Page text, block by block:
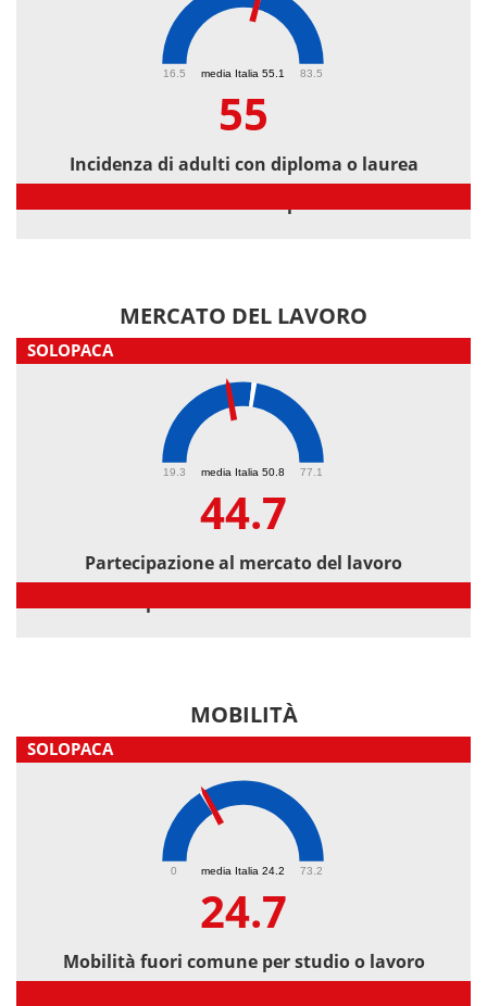
media Italia 55.1
16.5 83.5
55
Incidenza di adulti con diploma o laurea
MERCATO DEL LAVORO
SOLOPACA
media Italia 50.8
19.3 77.1
44.7
Partecipazione al mercato del lavoro
MOBILITÀ
SOLOPACA
media Italia 24.2
0 73.2
24.7
Mobilità fuori comune per studio o lavoro